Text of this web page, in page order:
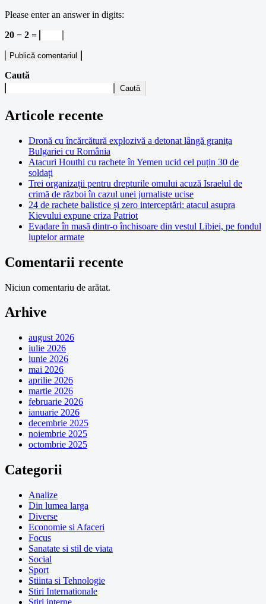
Please enter an answer in digits:
20 − 2 =
Caută
Caută
Articole recente
Dronă cu încărcătură explozivă a detonat lângă granița
Bulgariei cu România
Atacuri Houthi cu rachete în Yemen ucid cel puțin 30 de
soldați
Trei organizații pentru drepturile omului acuză Israelul de
crimă de război în cazul unei jurnaliste ucise
24 de rachete balistice și zero interceptări: atacul asupra
Kievului expune criza Patriot
Evadare în masă dintr-o închisoare din vestul Libiei, pe fondul
luptelor armate
Comentarii recente
Niciun comentariu de arătat.
Arhive
august 2026
iulie 2026
iunie 2026
mai 2026
aprilie 2026
martie 2026
februarie 2026
ianuarie 2026
decembrie 2025
noiembrie 2025
octombrie 2025
Categorii
Analize
Din lumea larga
Diverse
Economie si Afaceri
Focus
Sanatate si stil de viata
Social
Sport
Stiinta si Tehnologie
Stiri Internationale